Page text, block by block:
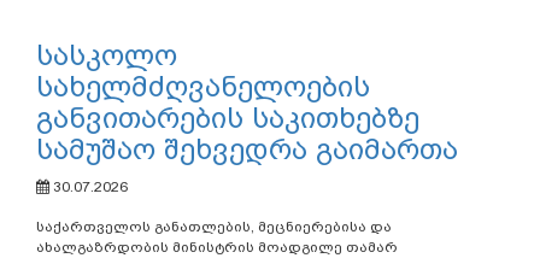
სასკოლო
სახელმძღვანელოების
განვითარების საკითხებზე
სამუშაო შეხვედრა გაიმართა
30.07.2026
საქართველოს განათლების, მეცნიერებისა და
ახალგაზრდობის მინისტრის მოადგილე თამარ